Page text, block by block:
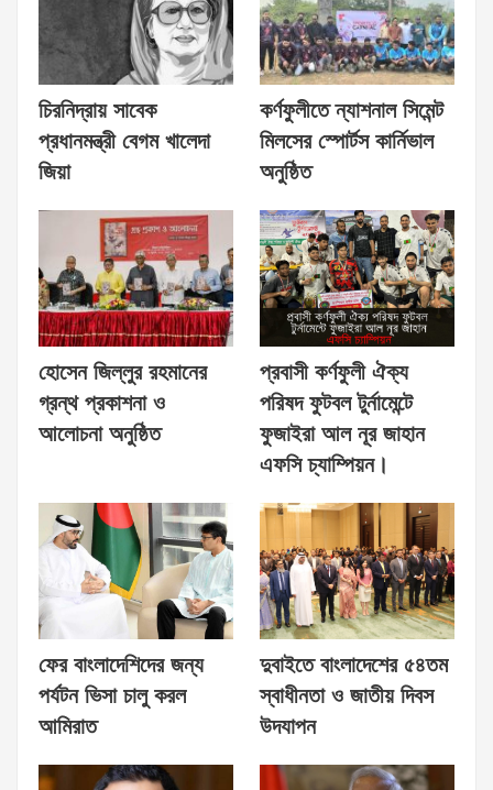
চিরনিদ্রায় সাবেক
প্রধানমন্ত্রী বেগম খালেদা
জিয়া
কর্ণফুলীতে ন্যাশনাল সিমেন্ট
মিলসের স্পোর্টস কার্নিভাল
অনুষ্ঠিত
হোসেন জিল্লুর রহমানের
গ্রন্থ প্রকাশনা ও
আলোচনা অনুষ্ঠিত
প্রবাসী কর্ণফুলী ঐক্য
পরিষদ ফুটবল টুর্নামেন্টে
ফুজাইরা আল নূর জাহান
এফসি চ্যাম্পিয়ন।
ফের বাংলাদেশিদের জন্য
পর্যটন ভিসা চালু করল
আমিরাত
দুবাইতে বাংলাদেশের ৫৪তম
স্বাধীনতা ও জাতীয় দিবস
উদযাপন